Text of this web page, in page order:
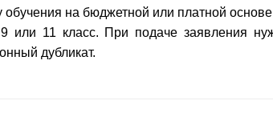
на бюджетной или платной
или 11 класс. При подаче заявления
дубликат.